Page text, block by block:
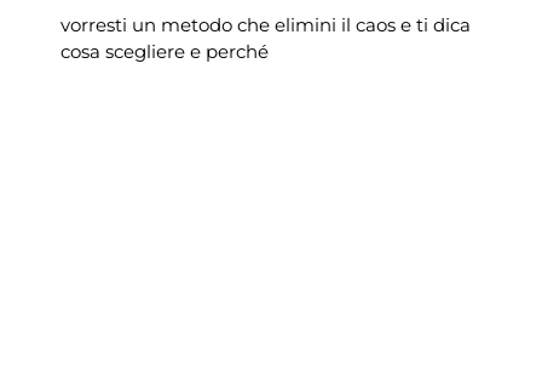
vorresti un metodo che elimini il caos e ti dica
cosa scegliere e perché